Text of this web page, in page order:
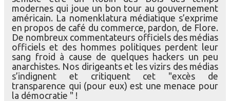
modernes qui joue un bon tour au gouvernement
américain. La nomenklatura médiatique s’exprime
en propos de café du commerce, pardon, de Flore.
De nombreux commentateurs officiels des médias
officiels et des hommes politiques perdent leur
sang froid à cause de quelques hackers un peu
anarchistes. Nos dirigeants et les vizirs des médias
s’indignent et critiquent cet "excès de
transparence qui (pour eux) est une menace pour
la démocratie " !